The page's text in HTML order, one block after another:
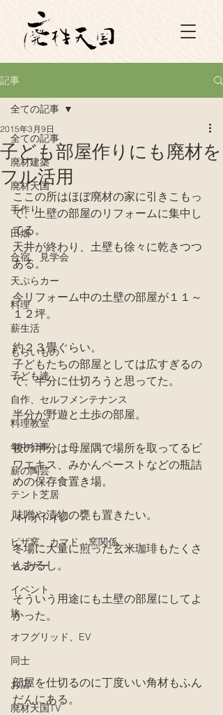
記事
全ての記事
廃材建築
廃材天国
手作り
田畑
合宿、見学会
天ぷらカー
料理
薪生活
もらいもの
子ども達
自作、セルフメンテナンス
料理教室
年中行事
薪の陶芸
テント芝居
バイオトイレ
ピザ窯、カマド、窯関係
セミナー
イベント
旅
オフグリッド、EV
同士
お店
廃材天国TV
全ての記事
子ども部屋作りにも廃材を
フル活用
2015年3月9日
ここの所はほぼ廃材の家に引きこもっ
て、土壁の部屋のリフォームに集中し
てる。
天井が終わり、土壁も徐々に乾きつつ
ある。
今リフォーム中の土壁の部屋が１１～
１２坪。
約２３畳ぐらい。
子どもたちの部屋としては広すぎるの
で、半分に仕切ろうと思ってた。
半分が野遊と土歩の部屋。
後の半分は母屋隅で場所を取ってるビ
ワエキス、みかんペーストなどの瓶詰
めの保存食置き場。
味噌や漬物の甕も置きたい。
冬場に大量に煎った玄米珈琲もたくさ
んあるし。
そういう用途にも土壁の部屋にしてよ
かった。
部屋を仕切るのに丁度いい角材もふん
だんにある。